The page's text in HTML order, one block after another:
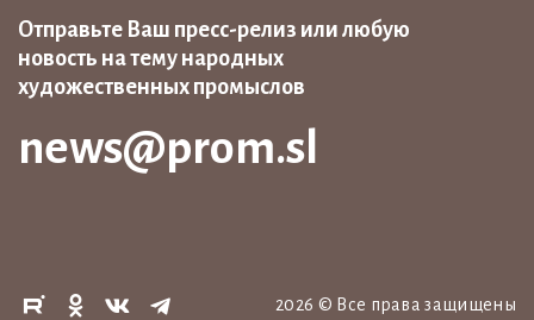
Отправьте Ваш пресс-релиз или любую
новость на тему народных
художественных промыслов
news@prom.sl
2026 © Все права защищены